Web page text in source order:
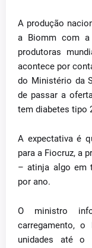
A produção
a Biomm com a
produtoras
acontece por
do Ministério da
de passar a
tem diabetes tipo
A expectativa é
para a Fiocruz, a
– atinja algo em
por ano.
O ministro
carregamento,
unidades até o